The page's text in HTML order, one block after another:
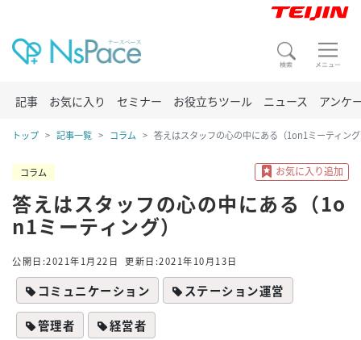
記事 お気に入り セミナー お役立ちツール ニュース アンケ
トップ 記事一覧 コラム 答えはスタッフの心の中にある（1on1ミーティン
コラム
答えはスタッフの心の中にある（1o
n1ミーティング）
公開日:2021年1月22日 更新日:2021年10月13日
コミュニケーション ステーション運営
管理者 経営者